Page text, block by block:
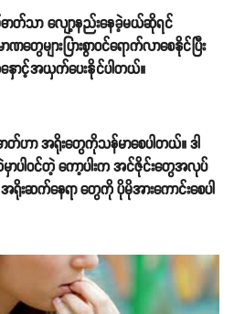
တ်သာ လျော့နည်းနေခဲ့မယ်ဆိုရင်
ျားပြားစွာဝင်ရောက်လာစေနိုင်ပြီး
ာင့်အယှက်ပေးနိုင်ပါတယ်။
ာတ်ဟာ အရိုးတွေကိုသန်မာစေပါတယ်။ ဒါ
ာပါဝင်တဲ့ ကော့ပါးက အင်ဇိုင်းတွေအလုပ်
ရိုးဆက်နေရာ တွေကို ပိုမိုအားကောင်းစေပါ